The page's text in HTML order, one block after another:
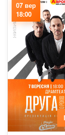
07 вер
18:00